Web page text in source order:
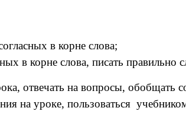
в корне слова;
в корне слова, писать
отвечать на вопросы, обобщать
на уроке, пользоваться